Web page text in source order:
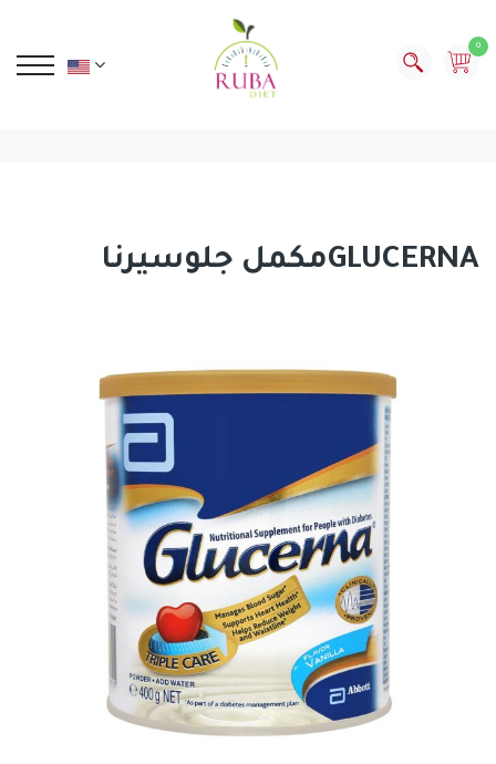
0
مكمل جلوسيرناGLUCERNA